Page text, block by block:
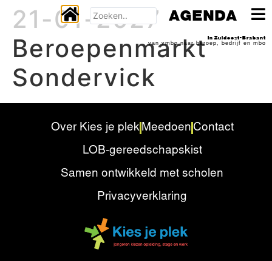
21-01-2027
Beroepenmarkt
Sondervick
Over Kies je plek Meedoen Contact
LOB-gereedschapskist
Samen ontwikkeld met scholen
Privacyverklaring
AGENDA
In Zuidoost-Brabant
van vmbo naar beroep, bedrijf en mbo